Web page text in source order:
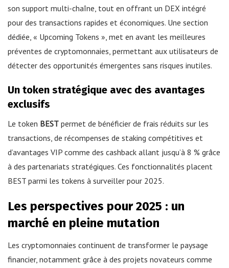
son support multi-chaîne, tout en offrant un DEX intégré
pour des transactions rapides et économiques. Une section
dédiée, « Upcoming Tokens », met en avant les meilleures
préventes de cryptomonnaies, permettant aux utilisateurs de
détecter des opportunités émergentes sans risques inutiles.
Un token stratégique avec des avantages
exclusifs
Le token BEST permet de bénéficier de frais réduits sur les
transactions, de récompenses de staking compétitives et
d’avantages VIP comme des cashback allant jusqu’à 8 % grâce
à des partenariats stratégiques. Ces fonctionnalités placent
BEST parmi les tokens à surveiller pour 2025.
Les perspectives pour 2025 : un
marché en pleine mutation
Les cryptomonnaies continuent de transformer le paysage
financier, notamment grâce à des projets novateurs comme